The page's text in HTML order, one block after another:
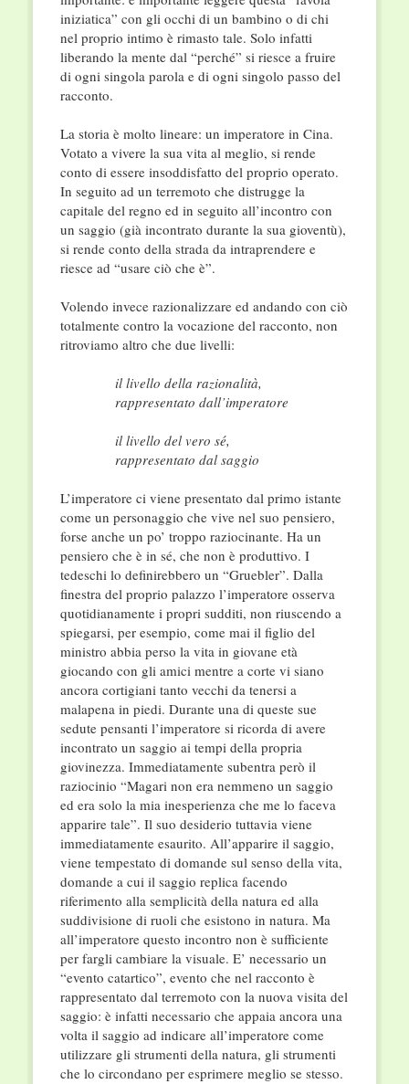
iniziatica” con gli occhi di un bambino o di chi
nel proprio intimo è rimasto tale. Solo infatti
liberando la mente dal “perché” si riesce a fruire
di ogni singola parola e di ogni singolo passo del
racconto.
La storia è molto lineare: un imperatore in Cina.
Votato a vivere la sua vita al meglio, si rende
conto di essere insoddisfatto del proprio operato.
In seguito ad un terremoto che distrugge la
capitale del regno ed in seguito all’incontro con
un saggio (già incontrato durante la sua gioventù),
si rende conto della strada da intraprendere e
riesce ad “usare ciò che è”.
Volendo invece razionalizzare ed andando con ciò
totalmente contro la vocazione del racconto, non
ritroviamo altro che due livelli:
il livello della razionalità,
rappresentato dall’imperatore
il livello del vero sé,
rappresentato dal saggio
L’imperatore ci viene presentato dal primo istante
come un personaggio che vive nel suo pensiero,
forse anche un po’ troppo raziocinante. Ha un
pensiero che è in sé, che non è produttivo. I
tedeschi lo definirebbero un “Gruebler”. Dalla
finestra del proprio palazzo l’imperatore osserva
quotidianamente i propri sudditi, non riuscendo a
spiegarsi, per esempio, come mai il figlio del
ministro abbia perso la vita in giovane età
giocando con gli amici mentre a corte vi siano
ancora cortigiani tanto vecchi da tenersi a
malapena in piedi. Durante una di queste sue
sedute pensanti l’imperatore si ricorda di avere
incontrato un saggio ai tempi della propria
giovinezza. Immediatamente subentra però il
raziocinio “Magari non era nemmeno un saggio
ed era solo la mia inesperienza che me lo faceva
apparire tale”. Il suo desiderio tuttavia viene
immediatamente esaurito. All’apparire il saggio,
viene tempestato di domande sul senso della vita,
domande a cui il saggio replica facendo
riferimento alla semplicità della natura ed alla
suddivisione di ruoli che esistono in natura. Ma
all’imperatore questo incontro non è sufficiente
per fargli cambiare la visuale. E’ necessario un
“evento catartico”, evento che nel racconto è
rappresentato dal terremoto con la nuova visita del
saggio: è infatti necessario che appaia ancora una
volta il saggio ad indicare all’imperatore come
utilizzare gli strumenti della natura, gli strumenti
che lo circondano per esprimere meglio se stesso.